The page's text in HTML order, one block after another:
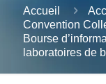
Accueil
Convention
Bourse
laboratoires de